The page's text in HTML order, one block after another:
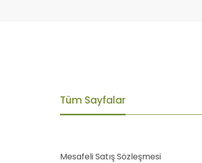
Tüm Sayfalar
Mesafeli Satış Sözleşmesi